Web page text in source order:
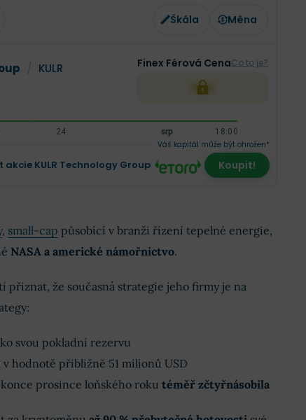
Škála Měna
KULR Finex Férová CenaCo to je?
XXX
akcie KULR Technology Group
Váš kapitál může být ohrožen*
Koupit!
, small-cap působící v branži řízení tepelné energie,
NASA a americké námořnictvo.
přiznat, že současná strategie jeho firmy je na
svou pokladní rezervu
hodnotě přibližně 51 milionů USD
prosince loňského roku téměř zčtyřnásobila